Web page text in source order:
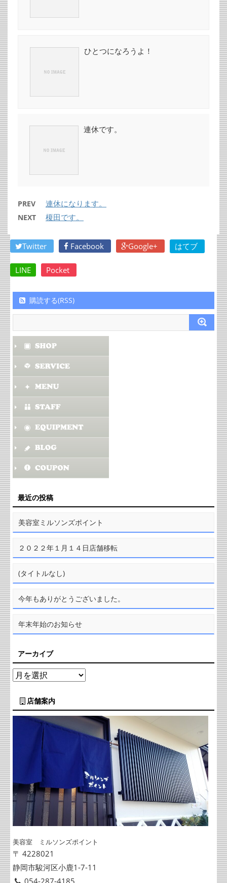
ひとつになろうよ！
連休です。
PREV 連休になります。
NEXT 榎田です。
Twitter Facebook Google+ はてブ
LINE Pocket
購読する(RSS)
最近の投稿
美容室ミルソンズポイント
２０２２年１月１４日店舗移転
(タイトルなし)
今年もありがとうございました。
年末年始のお知らせ
アーカイブ
店舗案内
美容室 ミルソンズポイント
〒 4228021
静岡市駿河区小鹿1-7-11